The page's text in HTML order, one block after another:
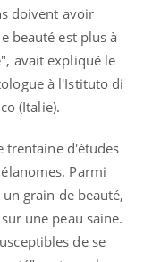
doivent avoir
beauté est plus à
avait expliqué le
à l'Istituto di
(Italie).
trentaine d'études
Parmi
grain de beauté,
une peau saine.
de se